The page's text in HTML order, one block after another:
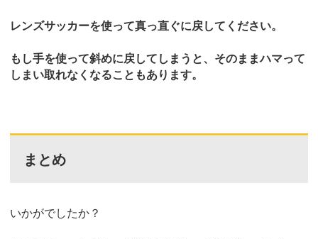
レンズサッカーを使って真っ直ぐに戻してください。
もし手を使って斜めに戻してしまうと、そのままハマって
しまい取れなくなることもあります。
まとめ
いかがでしたか？